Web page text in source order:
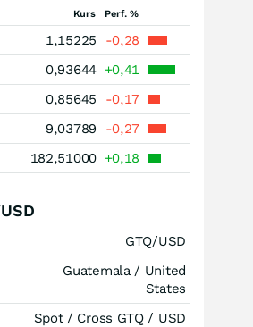
Kurs Perf. %
1,15225
-0,28
0,93644 +0,41
0,85645
-0,17
9,03789
-0,27
182,51000 +0,18
GTQ/USD
Guatemala / United
States
Spot / Cross GTQ / USD